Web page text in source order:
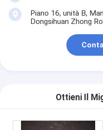
Piano 16, unità B,
Dongsihuan Zhong
Ottieni Il